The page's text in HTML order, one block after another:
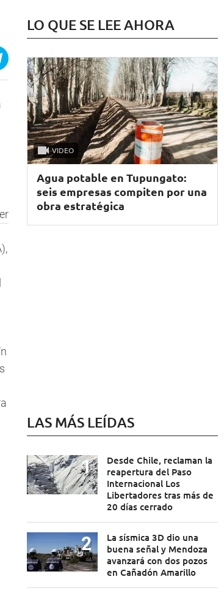
LO QUE SE LEE AHORA
VIDEO
Agua potable en Tupungato:
seis empresas compiten por una
obra estratégica
LAS MÁS LEÍDAS
Desde Chile, reclaman la
reapertura del Paso
Internacional Los
Libertadores tras más de
20 días cerrado
La sísmica 3D dio una
buena señal y Mendoza
avanzará con dos pozos
en Cañadón Amarillo